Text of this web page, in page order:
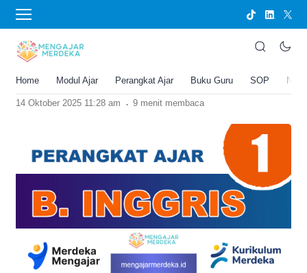
Home Modul Ajar Perangkat Ajar Buku Guru SOP
BERANDA
Perangkat Ajar Bahasa Inggris Kelas 1
SD/MI Deep Learning
Joko Umbaran
14 Oktober 2025 11:28 am . 9 menit membaca